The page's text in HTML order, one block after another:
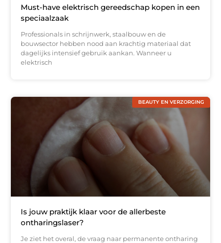
Must-have elektrisch gereedschap kopen in een
speciaalzaak
Professionals in schrijnwerk, staalbouw en de
bouwsector hebben nood aan krachtig materiaal dat
dagelijks intensief gebruik aankan. Wanneer u
elektrisch
BEAUTY EN VERZORGING
Is jouw praktijk klaar voor de allerbeste
ontharingslaser?
Je ziet het overal, de vraag naar permanente ontharing